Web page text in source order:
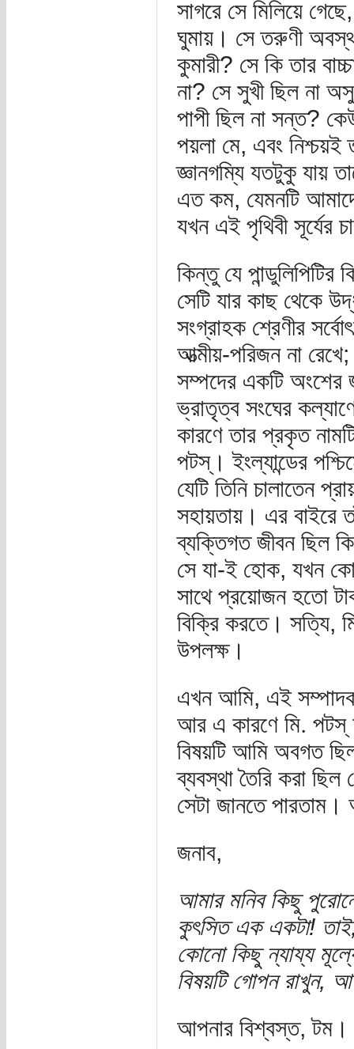
সাগরে সে মিলিয়ে
ঘুমায়। সে তরুণী
কুমারী? সে কি তার
না? সে সুখী ছিল না
পাপী ছিল না সন্ত?
পয়লা মে, এবং নিশ্চয়ই
জ্ঞানগম্যি যতটুকু যায়
এত কম, যেমনটি
যখন এই পৃথিবী সূর্যের
কিন্তু যে
সেটি যার কাছ থেকে
সংগ্রাহক শ্রেণীর
আত্মীয়-পরিজন না
সম্পদের একটি অংশের
ভ্রাতৃত্ব সংঘের
কারণে তার প্রকৃত
পটস্। ইংল্যান্ডের
যেটি তিনি চালাতেন
সহায়তায়। এর বাইরে
ব্যক্তিগত জীবন ছিল
সে যা-ই হোক, যখন
সাথে প্রয়োজন হতো
বিক্রি করতে। সত্যি,
উপলক্ষ।
এখন আমি, এই
আর এ কারণে মি. পটস্
বিষয়টি আমি অবগত
ব্যবস্থা তৈরি করা
সেটা জানতে
জনাব,
আমার মনিব কিছু
কুৎসিত এক একটা!
কোনো কিছু ন্যায্য
বিষয়টি গোপন রাখুন,
আপনার বিশ্বস্ত, টম।